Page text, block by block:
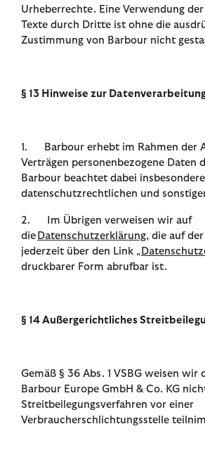
Urheberrechte. Eine Verwendung
Texte durch Dritte ist ohne die
Zustimmung von Barbour nicht
§ 13 Hinweise zur
1. Barbour erhebt im Rahmen der
Verträgen personenbezogene Daten
Barbour beachtet dabei
datenschutzrechtlichen und
2. Im Übrigen verweisen wir auf
die Datenschutzerklärung, die auf
jederzeit über den Link „
druckbarer Form abrufbar ist.
§ 14 Außergerichtliches
Gemäß § 36 Abs. 1 VSBG weisen wir
Barbour Europe GmbH & Co. KG
Streitbeilegungsverfahren vor einer
Verbraucherschlichtungsstelle